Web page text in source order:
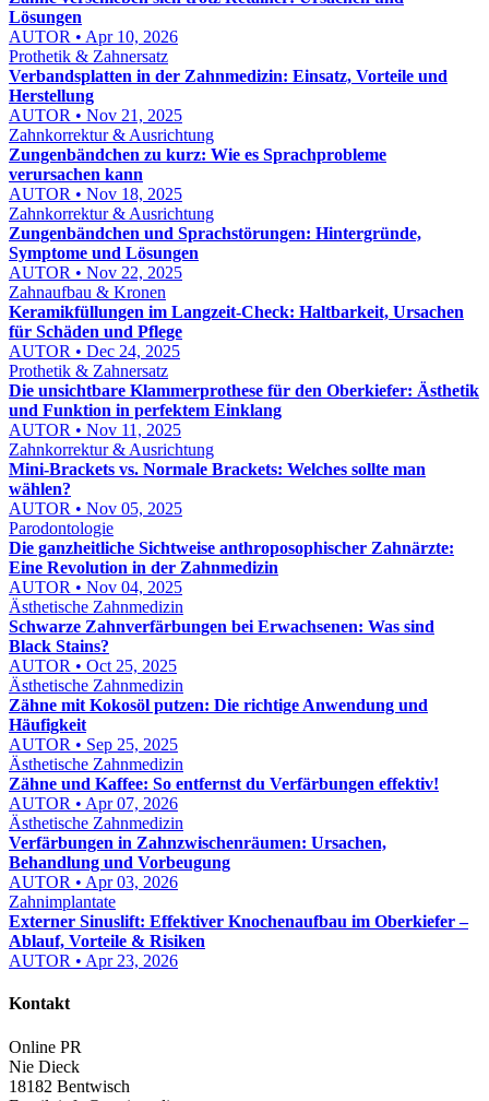
Lösungen
AUTOR • Apr 10, 2026
Prothetik & Zahnersatz
Verbandsplatten in der Zahnmedizin: Einsatz, Vorteile und
Herstellung
AUTOR • Nov 21, 2025
Zahnkorrektur & Ausrichtung
Zungenbändchen zu kurz: Wie es Sprachprobleme
verursachen kann
AUTOR • Nov 18, 2025
Zahnkorrektur & Ausrichtung
Zungenbändchen und Sprachstörungen: Hintergründe,
Symptome und Lösungen
AUTOR • Nov 22, 2025
Zahnaufbau & Kronen
Keramikfüllungen im Langzeit-Check: Haltbarkeit, Ursachen
für Schäden und Pflege
AUTOR • Dec 24, 2025
Prothetik & Zahnersatz
Die unsichtbare Klammerprothese für den Oberkiefer: Ästhetik
und Funktion in perfektem Einklang
AUTOR • Nov 11, 2025
Zahnkorrektur & Ausrichtung
Mini-Brackets vs. Normale Brackets: Welches sollte man
wählen?
AUTOR • Nov 05, 2025
Parodontologie
Die ganzheitliche Sichtweise anthroposophischer Zahnärzte:
Eine Revolution in der Zahnmedizin
AUTOR • Nov 04, 2025
Ästhetische Zahnmedizin
Schwarze Zahnverfärbungen bei Erwachsenen: Was sind
Black Stains?
AUTOR • Oct 25, 2025
Ästhetische Zahnmedizin
Zähne mit Kokosöl putzen: Die richtige Anwendung und
Häufigkeit
AUTOR • Sep 25, 2025
Ästhetische Zahnmedizin
Zähne und Kaffee: So entfernst du Verfärbungen effektiv!
AUTOR • Apr 07, 2026
Ästhetische Zahnmedizin
Verfärbungen in Zahnzwischenräumen: Ursachen,
Behandlung und Vorbeugung
AUTOR • Apr 03, 2026
Zahnimplantate
Externer Sinuslift: Effektiver Knochenaufbau im Oberkiefer –
Ablauf, Vorteile & Risiken
AUTOR • Apr 23, 2026
Kontakt
Online PR
Nie Dieck
18182 Bentwisch